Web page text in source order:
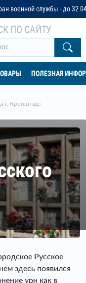
- до 32 042 руб.
ПО САЙТУ
ПОЛЕЗНАЯ
г. Кронштадт
Русское
здесь появился
урн как в